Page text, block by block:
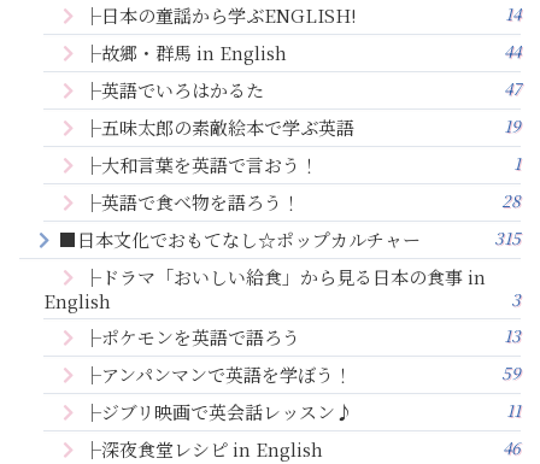
├日本の童謡から学ぶENGLISH! 14
├故郷・群馬 in English 44
├英語でいろはかるた 47
├五味太郎の素敵絵本で学ぶ英語 19
├大和言葉を英語で言おう！ 1
├英語で食べ物を語ろう！ 28
■日本文化でおもてなし☆ポップカルチャー 315
├ドラマ「おいしい給食」から見る日本の食事 in
English
3
├ポケモンを英語で語ろう 13
├アンパンマンで英語を学ぼう！ 59
├ジブリ映画で英会話レッスン♪ 11
├深夜食堂レシピ in English 46